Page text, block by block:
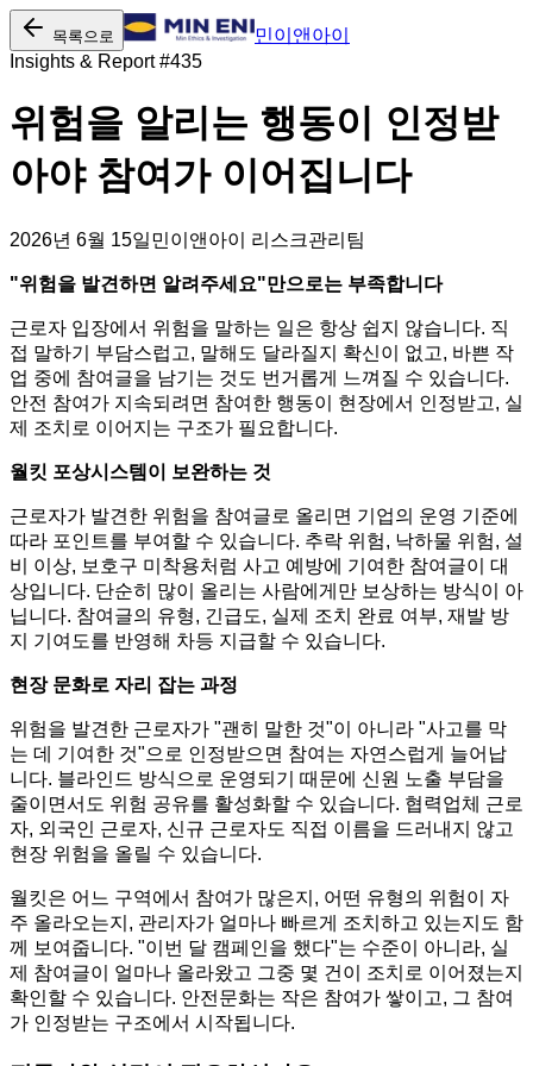
목록으로
민이앤아이
Insights & Report #435
위험을 알리는 행동이 인정받
아야 참여가 이어집니다
2026년 6월 15일민이앤아이 리스크관리팀
"위험을 발견하면 알려주세요"만으로는 부족합니다
근로자 입장에서 위험을 말하는 일은 항상 쉽지 않습니다. 직
접 말하기 부담스럽고, 말해도 달라질지 확신이 없고, 바쁜 작
업 중에 참여글을 남기는 것도 번거롭게 느껴질 수 있습니다.
안전 참여가 지속되려면 참여한 행동이 현장에서 인정받고, 실
제 조치로 이어지는 구조가 필요합니다.
월킷 포상시스템이 보완하는 것
근로자가 발견한 위험을 참여글로 올리면 기업의 운영 기준에
따라 포인트를 부여할 수 있습니다. 추락 위험, 낙하물 위험, 설
비 이상, 보호구 미착용처럼 사고 예방에 기여한 참여글이 대
상입니다. 단순히 많이 올리는 사람에게만 보상하는 방식이 아
닙니다. 참여글의 유형, 긴급도, 실제 조치 완료 여부, 재발 방
지 기여도를 반영해 차등 지급할 수 있습니다.
현장 문화로 자리 잡는 과정
위험을 발견한 근로자가 "괜히 말한 것"이 아니라 "사고를 막
는 데 기여한 것"으로 인정받으면 참여는 자연스럽게 늘어납
니다. 블라인드 방식으로 운영되기 때문에 신원 노출 부담을
줄이면서도 위험 공유를 활성화할 수 있습니다. 협력업체 근로
자, 외국인 근로자, 신규 근로자도 직접 이름을 드러내지 않고
현장 위험을 올릴 수 있습니다.
월킷은 어느 구역에서 참여가 많은지, 어떤 유형의 위험이 자
주 올라오는지, 관리자가 얼마나 빠르게 조치하고 있는지도 함
께 보여줍니다. "이번 달 캠페인을 했다"는 수준이 아니라, 실
제 참여글이 얼마나 올라왔고 그중 몇 건이 조치로 이어졌는지
확인할 수 있습니다. 안전문화는 작은 참여가 쌓이고, 그 참여
가 인정받는 구조에서 시작됩니다.